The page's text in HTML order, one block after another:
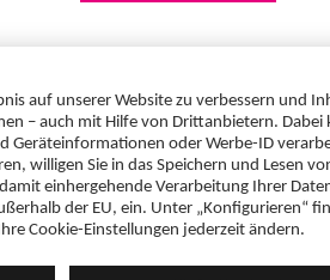
Gebrauchsinformation
Aciclovir AbZ Lippenherpescreme
PDF 136 KB
Fachinformation
Aciclovir AbZ Lippenherpescreme,